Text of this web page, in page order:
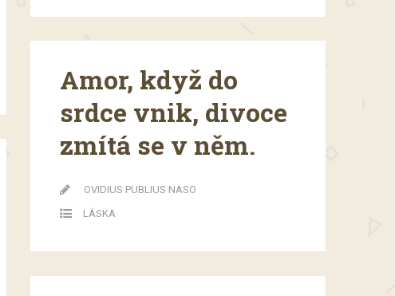
Amor, když do
srdce vnik, divoce
zmítá se v něm.
OVIDIUS PUBLIUS NASO
LÁSKA